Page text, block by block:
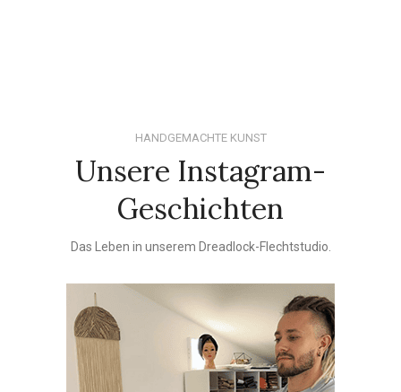
HANDGEMACHTE KUNST
Unsere Instagram-
Geschichten
Das Leben in unserem Dreadlock-Flechtstudio.